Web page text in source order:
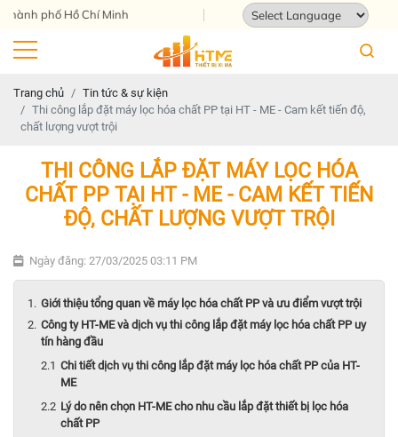
Hồ Chí Minh
Trang chủ
Tin tức & sự kiện
Thi công lắp đặt máy lọc hóa chất PP tại HT - ME - Cam kết tiến độ,
chất lượng vượt trội
THI CÔNG LẮP ĐẶT MÁY LỌC HÓA
CHẤT PP TẠI HT - ME - CAM KẾT TIẾN
ĐỘ, CHẤT LƯỢNG VƯỢT TRỘI
Ngày đăng: 27/03/2025 03:11 PM
Giới thiệu tổng quan về máy lọc hóa chất PP và ưu điểm vượt trội
Công ty HT-ME và dịch vụ thi công lắp đặt máy lọc hóa chất PP uy
tín hàng đầu
Chi tiết dịch vụ thi công lắp đặt máy lọc hóa chất PP của HT-
ME
Lý do nên chọn HT-ME cho nhu cầu lắp đặt thiết bị lọc hóa
chất PP